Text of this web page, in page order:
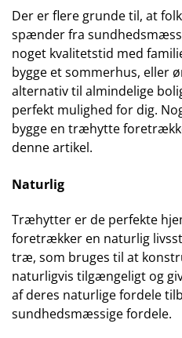
Der er flere grunde til, at
spænder fra
noget kvalitetstid med
bygge et sommerhus, eller
alternativ til almindelige
perfekt mulighed for dig.
bygge en træhytte
denne artikel.
Naturlig
Træhytter er de perfekte
foretrækker en naturlig
træ, som bruges til at
naturligvis tilgængeligt og
af deres naturlige fordele
sundhedsmæssige fordele.